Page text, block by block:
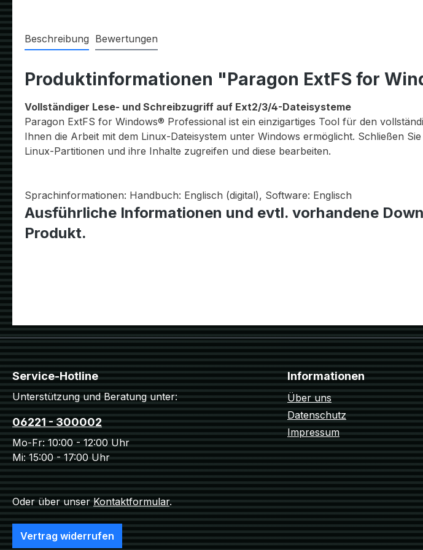
Beschreibung Bewertungen
Produktinformationen "Paragon ExtFS for
Vollständiger Lese- und Schreibzugriff auf Ext2/3/4-Dateisysteme
Paragon ExtFS for Windows® Professional ist ein einzigartiges Tool für den
Ihnen die Arbeit mit dem Linux-Dateisystem unter Windows ermöglicht. Schließen
Linux-Partitionen und ihre Inhalte zugreifen und diese bearbeiten.
Sprachinformationen: Handbuch: Englisch (digital), Software: Englisch
Ausführliche Informationen und evtl. vorhandene
Produkt.
Service-Hotline
Unterstützung und Beratung unter:
06221 - 300002
Mo-Fr: 10:00 - 12:00 Uhr
Mi: 15:00 - 17:00 Uhr
Oder über unserKontaktformular.
Vertrag widerrufen
Informationen
Über uns
Datenschutz
Impressum